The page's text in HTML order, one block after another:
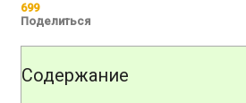
699
Поделиться
Содержание